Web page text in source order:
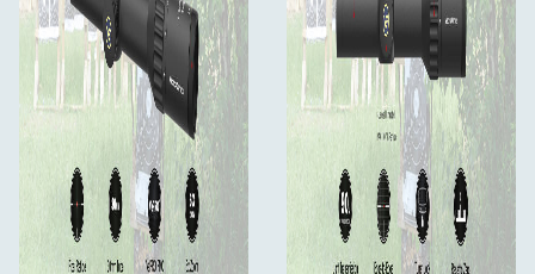
Husmaterial: 6061-T6 aluminiumlegering
Finish: Mattsvart
Längd: 283 mm
Vikt: 510 g
Vad finns i förpackningen: